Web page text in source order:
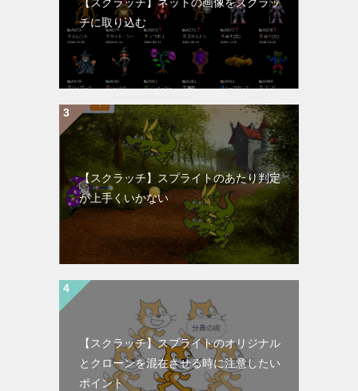
【スクラッチ】ネットの画像をスクラッ
チに取り込む
【スクラッチ】スプライトのあたり判定
が上手くいかない
【スクラッチ】スプライトのオリジナル
とクローンを混在させる時に注意したい
ポイント